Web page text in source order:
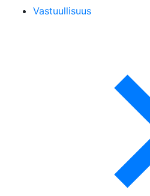
Vastuullisuus